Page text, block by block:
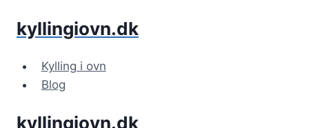
kyllingiovn.dk
Kylling i ovn
Blog
kyllingiovn.dk